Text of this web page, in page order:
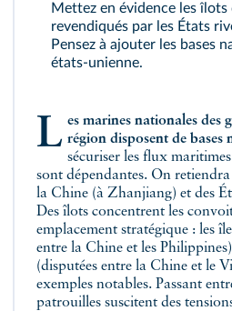
Mettez en évidence les
revendiqués par les États
Pensez à ajouter les bases
états‐unienne.
Les marines nationales des grands acteurs de la région disposent de bases
sécuriser les flux
sont dépendantes. On
la Chine (à Zhanjiang) et des
Des îlots concentrent les
emplacement stratégique : les
entre la Chine et les
(disputées entre la Chine et le
exemples notables. Passant
patrouilles suscitent des